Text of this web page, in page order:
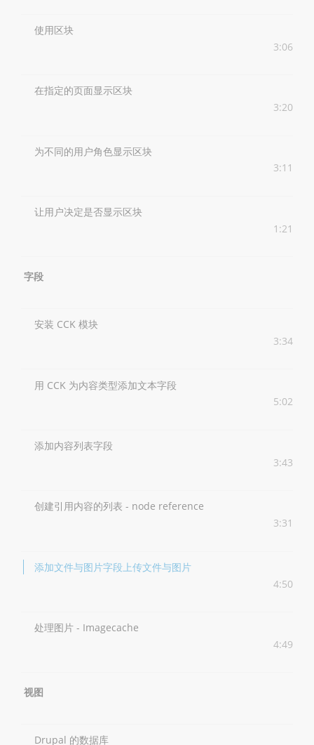
使用区块
3:06
在指定的页面显示区块
3:20
为不同的用户角色显示区块
3:11
让用户决定是否显示区块
1:21
字段
安装 CCK 模块
3:34
用 CCK 为内容类型添加文本字段
5:02
添加内容列表字段
3:43
创建引用内容的列表 - node reference
3:31
添加文件与图片字段上传文件与图片
4:50
处理图片 - Imagecache
4:49
视图
Drupal 的数据库